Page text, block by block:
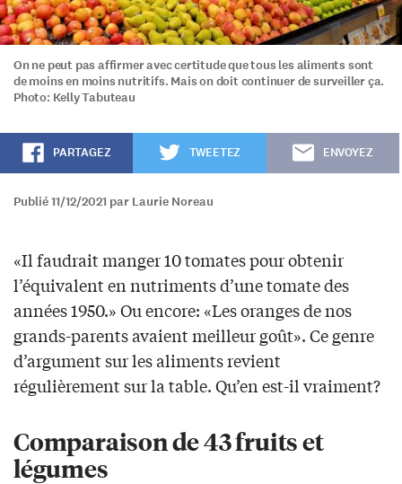
On ne peut pas affirmer avec certitude que tous les aliments sont
de moins en moins nutritifs. Mais on doit continuer de surveiller ça.
Photo: Kelly Tabuteau
PARTAGEZ TWEETEZ ENVOYEZ
Publié 11/12/2021 par Laurie Noreau
«Il faudrait manger 10 tomates pour obtenir
l’équivalent en nutriments d’une tomate des
années 1950.» Ou encore: «Les oranges de nos
grands-parents avaient meilleur goût». Ce genre
d’argument sur les aliments revient
régulièrement sur la table. Qu’en est-il vraiment?
Comparaison de 43 fruits et
légumes